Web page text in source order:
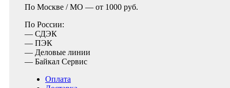
По Москве / МО — от 1000 руб.
По России:
— СДЭК
— ПЭК
— Деловые линии
— Байкал Сервис
Оплата